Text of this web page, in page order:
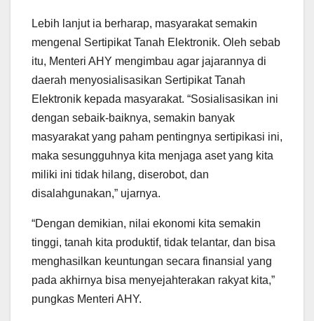
Lebih lanjut ia berharap, masyarakat semakin
mengenal Sertipikat Tanah Elektronik. Oleh sebab
itu, Menteri AHY mengimbau agar jajarannya di
daerah menyosialisasikan Sertipikat Tanah
Elektronik kepada masyarakat. “Sosialisasikan ini
dengan sebaik-baiknya, semakin banyak
masyarakat yang paham pentingnya sertipikasi ini,
maka sesungguhnya kita menjaga aset yang kita
miliki ini tidak hilang, diserobot, dan
disalahgunakan,” ujarnya.
“Dengan demikian, nilai ekonomi kita semakin
tinggi, tanah kita produktif, tidak telantar, dan bisa
menghasilkan keuntungan secara finansial yang
pada akhirnya bisa menyejahterakan rakyat kita,”
pungkas Menteri AHY.